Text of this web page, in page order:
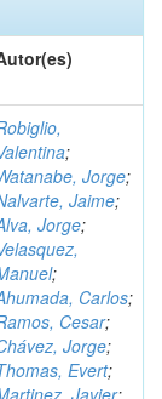
;
Jorge;
Jaime;
Jorge;
;
Carlos;
Cesar;
Jorge;
Evert;
Javier;